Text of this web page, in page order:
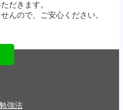
だきます。
んので、ご安心ください。
強法